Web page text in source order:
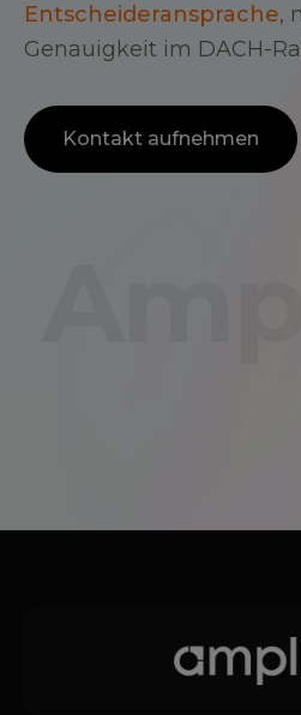
Entscheideransprache,
Genauigkeit im DACH-
Kontakt aufnehmen